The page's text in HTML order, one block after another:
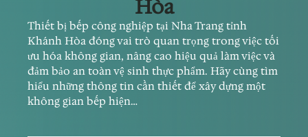
Hòa
Thiết bị bếp công nghiệp tại Nha Trang tỉnh
Khánh Hòa đóng vai trò quan trọng trong việc tối
ưu hóa không gian, nâng cao hiệu quả làm việc và
đảm bảo an toàn vệ sinh thực phẩm. Hãy cùng tìm
hiểu những thông tin cần thiết để xây dựng một
không gian bếp hiện…